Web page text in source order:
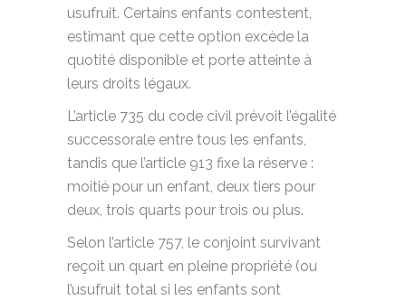
usufruit. Certains enfants contestent,
estimant que cette option excède la
quotité disponible et porte atteinte à
leurs droits légaux.
L’article 735 du code civil prévoit l’égalité
successorale entre tous les enfants,
tandis que l’article 913 fixe la réserve :
moitié pour un enfant, deux tiers pour
deux, trois quarts pour trois ou plus.
Selon l’article 757, le conjoint survivant
reçoit un quart en pleine propriété (ou
l’usufruit total si les enfants sont